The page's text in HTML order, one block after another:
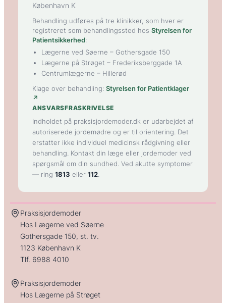
København K
Behandling udføres på tre klinikker, som hver er
registreret som behandlingssted hos Styrelsen for
Patientsikkerhed:
Lægerne ved Søerne – Gothersgade 150
Lægerne på Strøget – Frederiksberggade 1A
Centrumlægerne – Hillerød
Klage over behandling: Styrelsen for Patientklager
↗
ANSVARSFRASKRIVELSE
Indholdet på praksisjordemoder.dk er udarbejdet af
autoriserede jordemødre og er til orientering. Det
erstatter ikke individuel medicinsk rådgivning eller
behandling. Kontakt din læge eller jordemoder ved
spørgsmål om din sundhed. Ved akutte symptomer
— ring 1813 eller 112.
Praksisjordemoder
Hos Lægerne ved Søerne
Gothersgade 150, st. tv.
1123 København K
Tlf. 6988 4010
Praksisjordemoder
Hos Lægerne på Strøget